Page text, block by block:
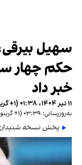
سهیل
حکم چهار
خبر داد
۱۱ تیر ۱۴۰۴، ۰۱:۳۸ (‎+۱ گرینویچ)
به‌روزرسانی: ۰۳:۳۹ (‎+۱ گرینویچ)
پخش نسخه